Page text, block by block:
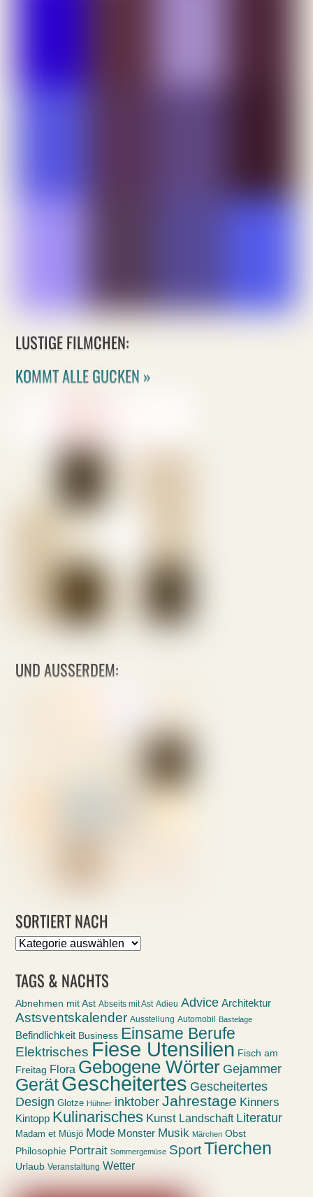
LUSTIGE FILMCHEN:
KOMMT ALLE GUCKEN »
UND AUSSERDEM:
SORTIERT NACH
Sortiert
TAGS & NACHTS
Abnehmen mit Ast Abseits mit Ast Adieu Advice Architektur
Astsventskalender Ausstellung Automobil Bastelage
Befindlichkeit Business Einsame Berufe
Elektrisches Fiese Utensilien Fisch am
Freitag Flora Gebogene Wörter Gejammer
GerätGescheitertes Gescheitertes
Design Glotze Hühner inktober Jahrestage Kinners
Kintopp Kulinarisches Kunst Landschaft Literatur
Madam et Müsjö Mode Monster Musik Märchen Obst
Philosophie Portrait Sommergemüse Sport Tierchen
Urlaub Veranstaltung Wetter